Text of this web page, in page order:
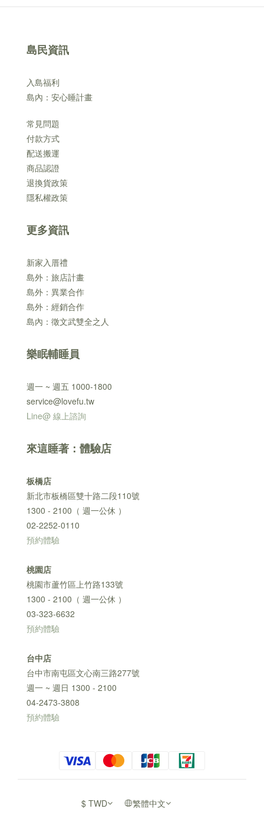
島民資訊
入島福利
島內：安心睡計畫
常見問題
付款方式
配送搬運
商品認證
退換貨政策
隱私權政策
更多資訊
新家入厝禮
島外：旅店計畫
島外：異業合作
島外：經銷合作
島內：徵文武雙全之人
樂眠輔睡員
週一 ~ 週五 1000-1800
service@lovefu.tw
Line@ 線上諮詢
來這睡著：體驗店
板橋店
新北市板橋區雙十路二段110號
1300 - 2100（ 週一公休 ）
02-2252-0110
預約體驗
桃園店
桃園市蘆竹區上竹路133號
1300 - 2100（ 週一公休 ）
03-323-6632
預約體驗
台中店
台中市南屯區文心南三路277號
週一 ~ 週日 1300 - 2100
04-2473-3808
預約體驗
$ TWD 繁體中文